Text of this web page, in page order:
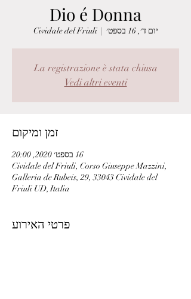
Dio é Donna
יום ד׳, 16 בספט׳
  |
Cividale del Friuli
La registrazione è stata chiusa
Vedi altri eventi
זמן ומיקום
16 בספט׳ 2020, 20:00
Cividale del Friuli, Corso Giuseppe Mazzini,
Galleria de Rubeis, 29, 33043 Cividale del
Friuli UD, Italia
פרטי האירוע